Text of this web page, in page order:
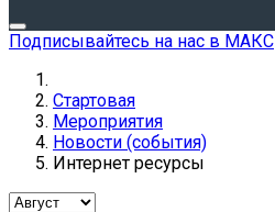
Подписывайтесь на нас в МАКС
Стартовая
Мероприятия
Новости (события)
Интернет ресурсы